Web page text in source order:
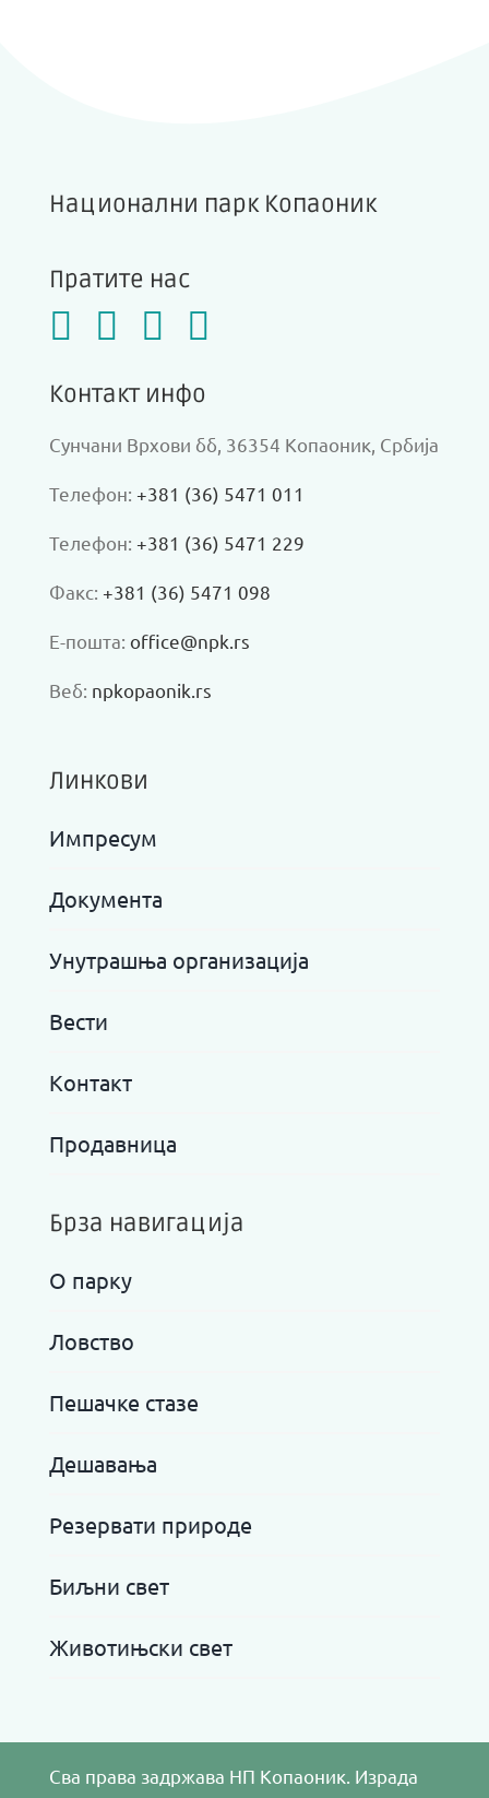
Национални парк Копаоник
Пратите нас
Контакт инфо
Сунчани Врхови бб, 36354 Копаоник, Србија
Телефон: +381 (36) 5471 011
Телефон: +381 (36) 5471 229
Факс: +381 (36) 5471 098
Е-пошта: office@npk.rs
Веб: npkopaonik.rs
Линкови
Импресум
Документа
Унутрашња организација
Вести
Контакт
Продавница
Брза навигација
О парку
Ловство
Пешачке стазе
Дешавања
Резервати природе
Биљни свет
Животињски свет
Сва права задржава НП Копаоник. Израда